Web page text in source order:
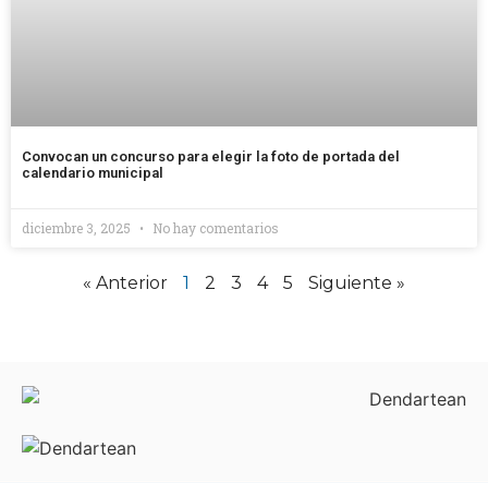
Convocan un concurso para elegir la foto de portada del
calendario municipal
diciembre 3, 2025 No hay comentarios
« Anterior 1 2 3 4 5 Siguiente »